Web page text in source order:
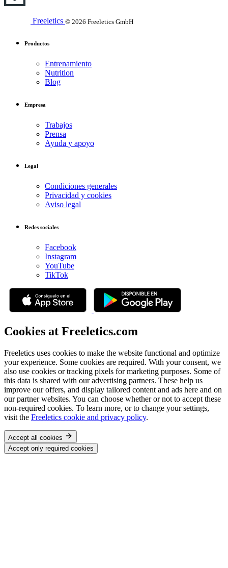
Freeletics © 2026 Freeletics GmbH
Productos
Entrenamiento
Nutrition
Blog
Empresa
Trabajos
Prensa
Ayuda y apoyo
Legal
Condiciones generales
Privacidad y cookies
Aviso legal
Redes sociales
Facebook
Instagram
YouTube
TikTok
Cookies at Freeletics.com
Freeletics uses cookies to make the website functional and optimize
your experience. Some cookies are required. With your consent, we
also use cookies or tracking pixels for marketing purposes. Some of
this data is shared with our advertising partners. These help us
improve our offers, and display tailored content and ads here and on
our partner websites. You can choose whether or not to accept these
non-required cookies. To learn more, or to change your settings,
visit the Freeletics cookie and privacy policy.
Accept all cookies
Accept only required cookies